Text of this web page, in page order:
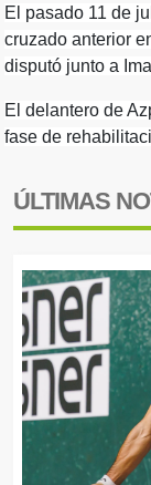
El pasado 11 de
cruzado anterior
disputó junto a
El delantero de
fase de
ÚLTIMAS